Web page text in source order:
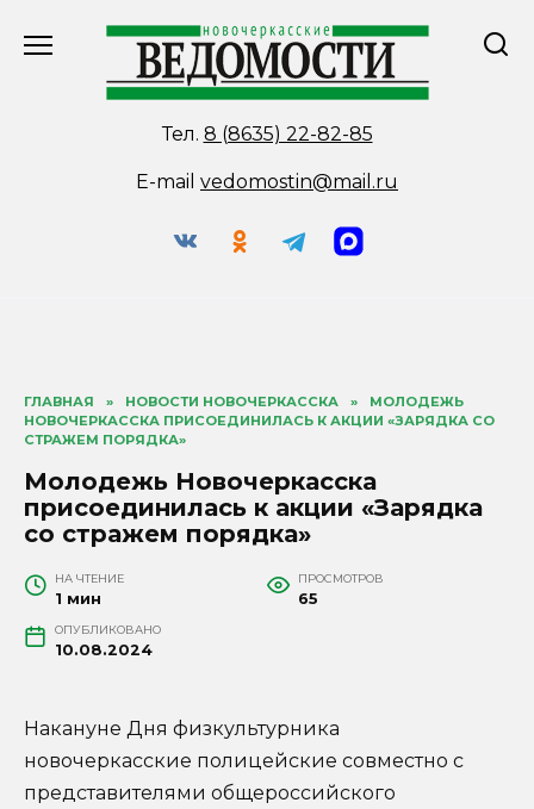
Тел. 8 (8635) 22-82-85
E-mail vedomostin@mail.ru
ГЛАВНАЯ » НОВОСТИ НОВОЧЕРКАССКА »
МОЛОДЕЖЬ
НОВОЧЕРКАССКА ПРИСОЕДИНИЛАСЬ К АКЦИИ «ЗАРЯДКА СО
СТРАЖЕМ ПОРЯДКА»
Молодежь Новочеркасска
присоединилась к акции «Зарядка
со стражем порядка»
НА ЧТЕНИЕ
1 мин
ПРОСМОТРОВ
65
ОПУБЛИКОВАНО
10.08.2024
Накануне Дня физкультурника
новочеркасские полицейские совместно с
представителями общероссийского